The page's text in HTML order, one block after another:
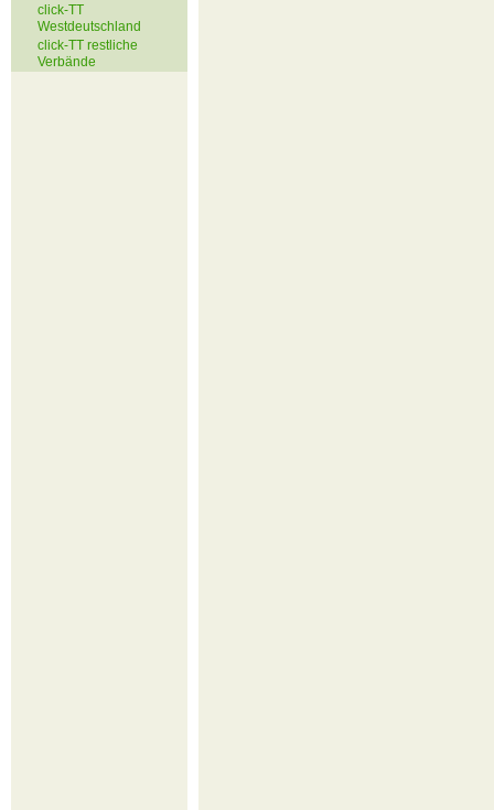
click-TT
Westdeutschland
click-TT restliche
Verbände